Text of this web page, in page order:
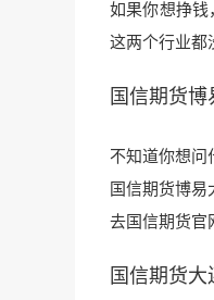
如果你想挣钱
这两个行业都
国信期货
不知道你想问
国信期货博易
去国信期货官
国信期货